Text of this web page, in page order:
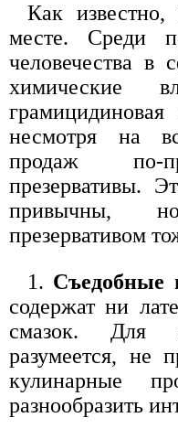
Как
месте. Среди
человечества в
химические
несмотря на
продаж по-
презервативы.
привычны,
презервативом
1. Съедобные
содержат ни
смазок. Для
разумеется, не
кулинарные
разнообразить